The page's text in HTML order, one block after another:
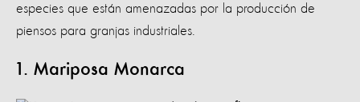
especies que están amenazadas por la producción de
piensos para granjas industriales.
1. Mariposa Monarca